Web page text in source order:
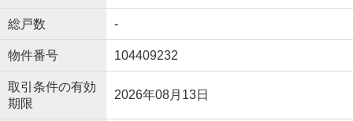
総戸数 -
物件番号 104409232
取引条件の有効
期限
2026年08月13日